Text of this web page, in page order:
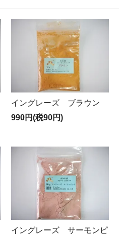
イングレーズ ブラウン
990円(税90円)
イングレーズ サーモンピ